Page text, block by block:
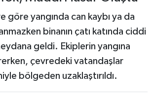
göre yangında can kaybı ya da
binanın çatı katında ciddi
geldi. Ekiplerin yangına
çevredeki vatandaşlar
bölgeden uzaklaştırıldı.